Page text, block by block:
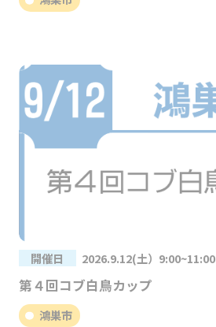
開催日 2026.9.12(土）9:00~11:00
第４回コブ白鳥カップ
鴻巣市